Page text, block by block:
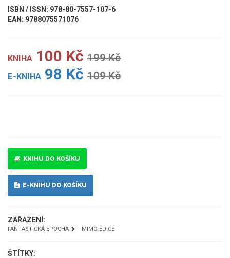
ISBN / ISSN: 978-80-7557-107-6
EAN: 9788075571076
KNIHA 100 Kč 199 Kč
E-KNIHA 98 Kč 109 Kč
KNIHU DO KOŠÍKU
E-KNIHU DO KOŠÍKU
ZAŘAZENÍ:
FANTASTICKÁ EPOCHA MIMO EDICE
ŠTÍTKY: